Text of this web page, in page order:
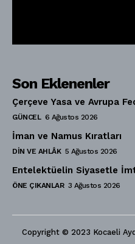
Son Eklenenler
Çerçeve Yasa ve Avrupa
GÜNCEL 6 Ağustos 2026
İman ve Namus Kıratları
DIN VE AHLÂK 5 Ağustos 2026
Entelektüelin Siyasetle
ÖNE ÇIKANLAR 3 Ağustos 2026
Copyright © 2023 Kocaeli